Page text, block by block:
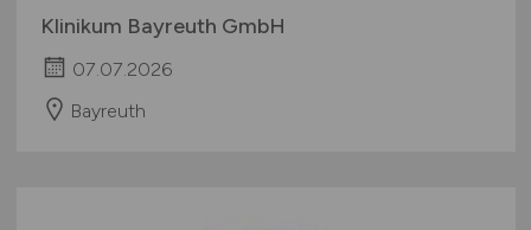
Klinikum Bayreuth GmbH
07.07.2026
Bayreuth